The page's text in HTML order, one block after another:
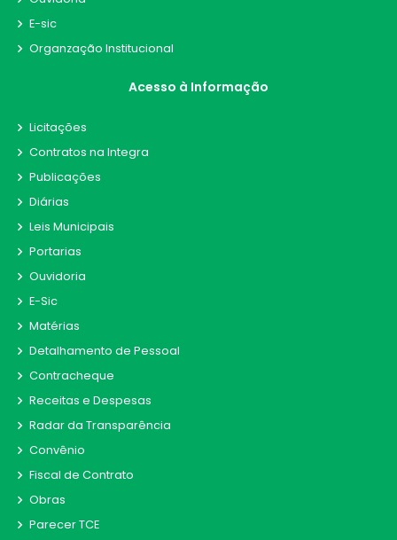
E-sic
Organzação Institucional
Acesso à Informação
Licitações
Contratos na Integra
Publicações
Diárias
Leis Municipais
Portarias
Ouvidoria
E-Sic
Matérias
Detalhamento de Pessoal
Contracheque
Receitas e Despesas
Radar da Transparência
Convênio
Fiscal de Contrato
Obras
Parecer TCE